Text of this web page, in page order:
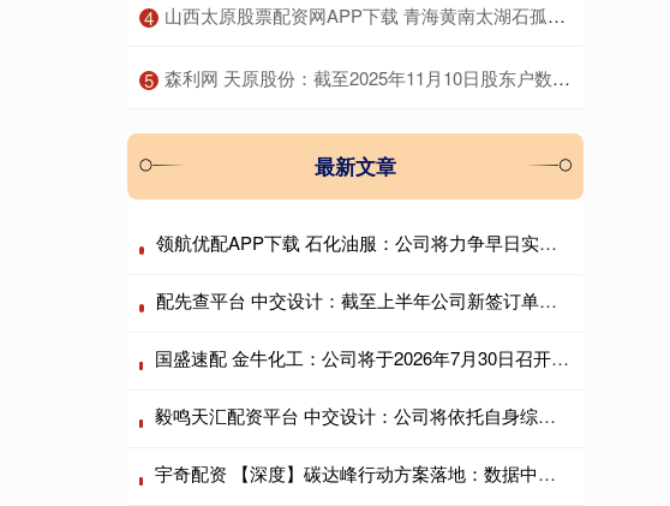
4 ​山西太原股票配资网APP下载 青海黄南太湖石孤置庭院 黄南太湖石绿地造景 黄石大型窟窿石
5 ​森利网 天原股份：截至2025年11月10日股东户数约为5.81万户
最新文章
领航优配APP下载 石化油服：公司将力争早日实现现金分红
配先查平台 中交设计：截至上半年公司新签订单保持稳定
国盛速配 金牛化工：公司将于2026年7月30日召开2026年第二次临时股东会
毅鸣天汇配资平台 中交设计：公司将依托自身综合优势，持续巩固市场份额
宇奇配资 【深度】碳达峰行动方案落地：数据中心与AI基建纳入控碳版图